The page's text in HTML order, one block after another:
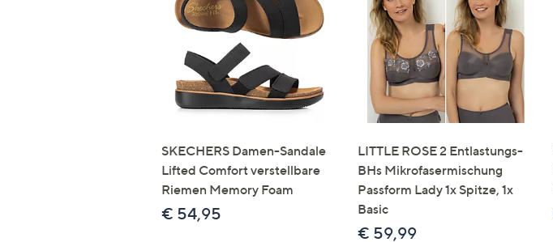
Touch-
Geräten
nach
links
bzw.
rechts,
um
diese
anzuzeigen.
SKECHERS Damen-Sandale
Lifted Comfort verstellbare
Riemen Memory Foam
€ 54,95
LITTLE ROSE 2 Entlastungs-
BHs Mikrofasermischung
Passform Lady 1x Spitze, 1x
Basic
€ 59,99